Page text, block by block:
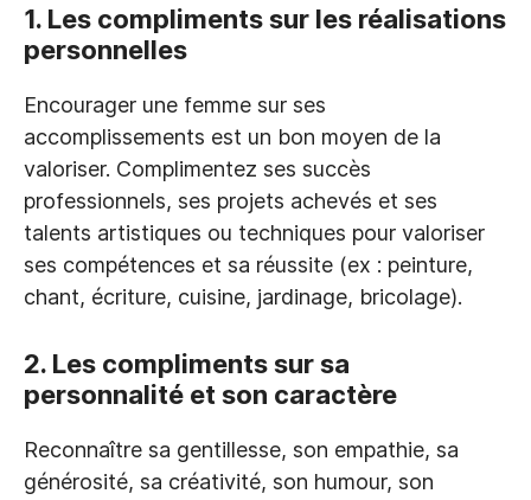
1. Les compliments sur les réalisations
personnelles
Encourager une femme sur ses
accomplissements est un bon moyen de la
valoriser. Complimentez ses succès
professionnels, ses projets achevés et ses
talents artistiques ou techniques pour valoriser
ses compétences et sa réussite (ex : peinture,
chant, écriture, cuisine, jardinage, bricolage).
2. Les compliments sur sa
personnalité et son caractère
Reconnaître sa gentillesse, son empathie, sa
générosité, sa créativité, son humour, son